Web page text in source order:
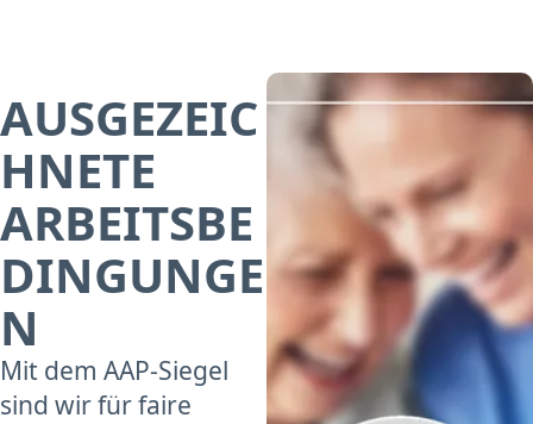
AUSGEZEIC
HNETE
ARBEITSBE
DINGUNGE
N
Mit dem AAP-Siegel
sind wir für faire